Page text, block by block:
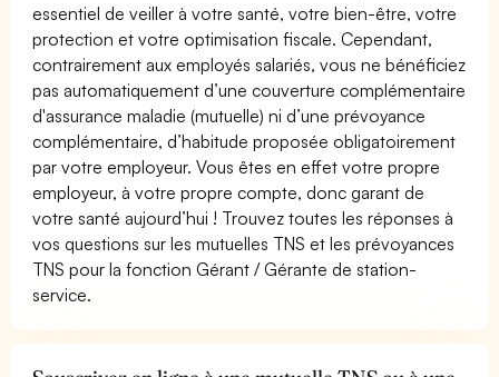
essentiel de veiller à votre santé, votre bien-être, votre
protection et votre optimisation fiscale. Cependant,
contrairement aux employés salariés, vous ne bénéficiez
pas automatiquement d’une couverture complémentaire
d'assurance maladie (mutuelle) ni d’une prévoyance
complémentaire, d’habitude proposée obligatoirement
par votre employeur. Vous êtes en effet votre propre
employeur, à votre propre compte, donc garant de
votre santé aujourd’hui ! Trouvez toutes les réponses à
vos questions sur les mutuelles TNS et les prévoyances
TNS pour la fonction Gérant / Gérante de station-
service.